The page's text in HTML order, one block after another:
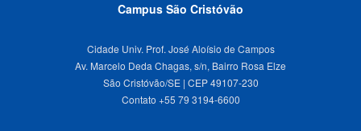
Campus São Cristóvão
Cidade Univ. Prof. José Aloísio de Campos
Av. Marcelo Deda Chagas, s/n, Bairro Rosa Elze
São Cristóvão/SE | CEP 49107-230